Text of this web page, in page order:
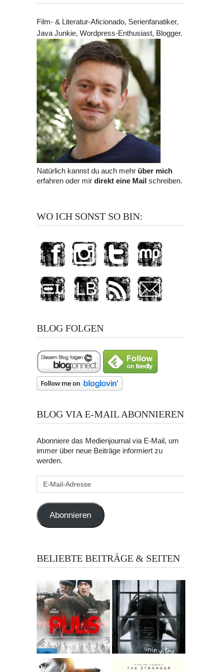
Film- & Literatur-Aficionado, Serienfanatiker,
Java Junkie, Wordpress-Enthusiast, Blogger.
Natürlich kannst du auch mehr über mich
erfahren oder mir direkt eine Mailschreiben.
WO ICH SONST SO BIN:
BLOG FOLGEN
BLOG VIA E-MAIL ABONNIEREN
Abonniere das Medienjournal via E-Mail, um
immer über neue Beiträge informiert zu
werden.
Mail-
Abonnieren
BELIEBTE BEITRÄGE & SEITEN